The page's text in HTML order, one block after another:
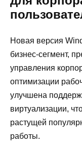
Новая версия
бизнес-сегмент,
управления
оптимизации
улучшена
виртуализации,
растущей
работы.